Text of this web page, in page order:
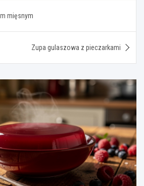
mięsnym
Zupa gulaszowa z pieczarkami